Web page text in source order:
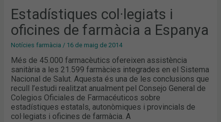
Estadístiques col·legiats i
oficines de farmàcia a Espanya
Notícies farmàcia / 16 de maig de 2014
Més de 45.000 farmacèutics ofereixen assistència
sanitària a les 21.599 farmàcies integrades en el Sistema
Nacional de Salut. Aquesta és una de les conclusions que
recull l’estudi realitzat anualment pel Consejo General de
Colegios Oficiales de Farmacéuticos sobre
estadístiques estatals, autonòmiques i provincials de
col·legiats i oficines de farmàcia. A